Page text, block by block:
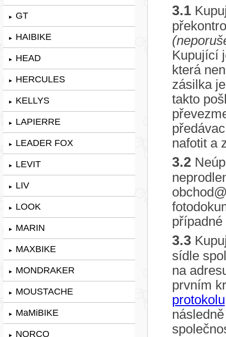
► GT
► HAIBIKE
► HEAD
► HERCULES
► KELLYS
► LAPIERRE
► LEADER FOX
► LEVIT
► LIV
► LOOK
► MARIN
► MAXBIKE
► MONDRAKER
► MOUSTACHE
► MaMiBIKE
► NORCO
3.1
Kupující
která
zásilka
takto
nafotit a
3.2
případné
3.3
sídle
na
prvním
protokolu